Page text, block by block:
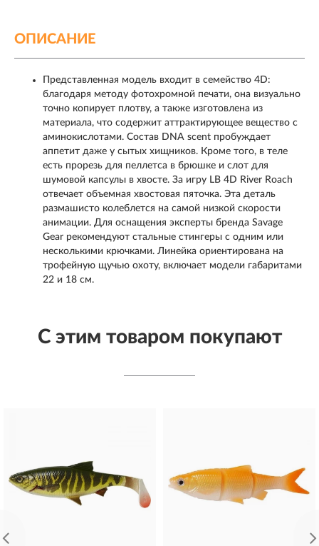
ОПИСАНИЕ
Представленная модель входит в семейство 4D:
благодаря методу фотохромной печати, она визуально
точно копирует плотву, а также изготовлена из
материала, что содержит аттрактирующее вещество с
аминокислотами. Состав DNA scent пробуждает
аппетит даже у сытых хищников. Кроме того, в теле
есть прорезь для пеллетса в брюшке и слот для
шумовой капсулы в хвосте. За игру LB 4D River Roach
отвечает объемная хвостовая пяточка. Эта деталь
размашисто колеблется на самой низкой скорости
анимации. Для оснащения эксперты бренда Savage
Gear рекомендуют стальные стингеры с одним или
несколькими крючками. Линейка ориентирована на
трофейную щучью охоту, включает модели габаритами
22 и 18 см.
С этим товаром покупают